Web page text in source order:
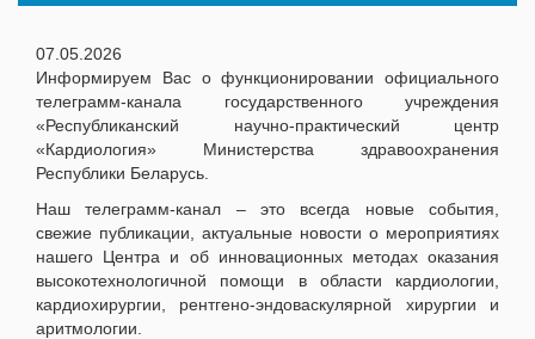
07.05.2026
Информируем Вас о функционировании официального
телеграмм-канала государственного учреждения
«Республиканский научно-практический центр
«Кардиология» Министерства здравоохранения
Республики Беларусь.
Наш телеграмм-канал – это всегда новые события,
свежие публикации, актуальные новости о мероприятиях
нашего Центра и об инновационных методах оказания
высокотехнологичной помощи в области кардиологии,
кардиохирургии, рентгено-эндоваскулярной хирургии и
аритмологии.